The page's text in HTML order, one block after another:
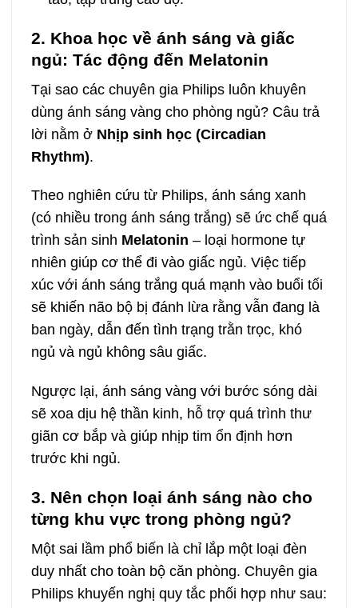
2. Khoa học về ánh sáng và giấc
ngủ: Tác động đến Melatonin
Tại sao các chuyên gia Philips luôn khuyên
dùng ánh sáng vàng cho phòng ngủ? Câu trả
lời nằm ở Nhịp sinh học (Circadian
Rhythm).
Theo nghiên cứu từ Philips, ánh sáng xanh
(có nhiều trong ánh sáng trắng) sẽ ức chế quá
trình sản sinh Melatonin – loại hormone tự
nhiên giúp cơ thể đi vào giấc ngủ. Việc tiếp
xúc với ánh sáng trắng quá mạnh vào buổi tối
sẽ khiến não bộ bị đánh lừa rằng vẫn đang là
ban ngày, dẫn đến tình trạng trằn trọc, khó
ngủ và ngủ không sâu giấc.
Ngược lại, ánh sáng vàng với bước sóng dài
sẽ xoa dịu hệ thần kinh, hỗ trợ quá trình thư
giãn cơ bắp và giúp nhịp tim ổn định hơn
trước khi ngủ.
3. Nên chọn loại ánh sáng nào cho
từng khu vực trong phòng ngủ?
Một sai lầm phổ biến là chỉ lắp một loại đèn
duy nhất cho toàn bộ căn phòng. Chuyên gia
Philips khuyến nghị quy tắc phối hợp như sau: